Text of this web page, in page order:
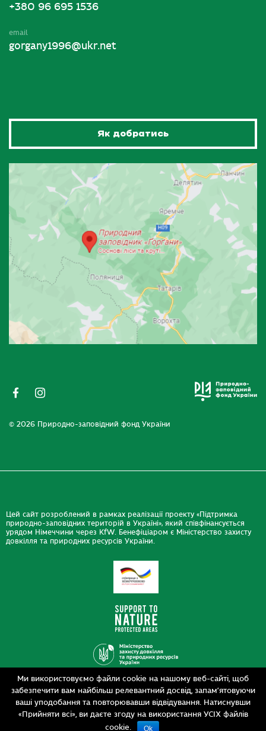
Ми використовуємо файли cookie на нашому веб-сайті, щоб
забезпечити вам найбільш релевантний досвід, запам’ятовуючи
ваші уподобання та повторювавши відвідування. Натиснувши
«Прийняти всі», ви даєте згоду на використання УСІХ файлів
cookie.
Ok
+380 96 695 1536
email
gorgany1996@ukr.net
Як добратись
© 2026 Природно-заповідний фонд України
Цей сайт розроблений в рамках реалізації проекту «Підтримка
природно-заповідних територій в Україні», який співфінансується
урядом Німеччини через KfW. Бенефіціаром є Міністерство захисту
довкілля та природних ресурсів України.
Дизайн
Розробка
siteGist